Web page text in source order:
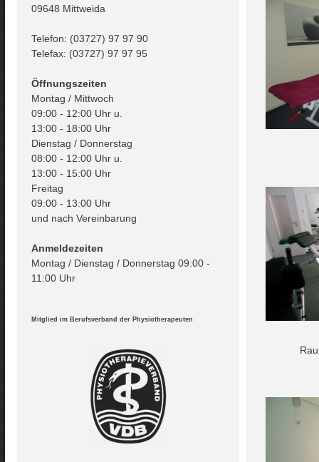
09648 Mittweida
Telefon: (03727) 97 97 90
Telefax: (03727) 97 97 95
Öffnungszeiten
Montag / Mittwoch
09:00 - 12:00 Uhr u.
13:00 - 18:00 Uhr
Dienstag / Donnerstag
08:00 - 12:00 Uhr u.
13:00 - 15:00 Uhr
Freitag
09:00 - 13:00 Uhr
und nach Vereinbarung
Anmeldezeiten
Montag / Dienstag / Donnerstag 09:00 -
11:00 Uhr
Mitglied im Berufsverband der Physiotherapeuten